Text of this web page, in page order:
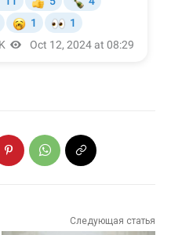
Следующая статья